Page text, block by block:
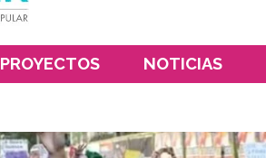
PROYECTOS NOTICIAS